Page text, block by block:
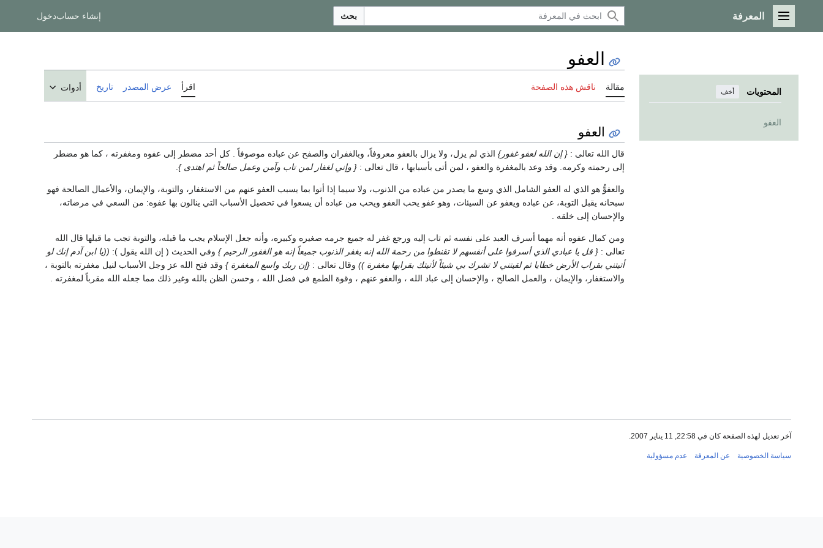
القائمة الرئيسية
المعرفة بحث إنشاء حسابدخول
المحتويات أخف
العفو
العفو
مقالة ناقش هذه الصفحة اقرأ عرض المصدر تاريخ أدوات
العفو
قال الله تعالى : { إن الله لعفو غفور} الذي لم يزل، ولا يزال بالعفو معروفاً، وبالغفران والصفح عن عباده موصوفاً . كل أحد مضطر إلى عفوه ومغفرته ، كما هو مضطر
إلى رحمته وكرمه. وقد وعد بالمغفرة والعفو ، لمن أتى بأسبابها ، قال تعالى : { وإني لغفار لمن تاب وآمن وعمل صالحاً ثم اهتدى }
والعفوُّ هو الذي له العفو الشامل الذي وسع ما يصدر من عباده من الذنوب، ولا سيما إذا أتوا بما يسبب العفو عنهم من الاستغفار، والتوبة، والإيمان، والأعمال الصالحة فهو
سبحانه يقبل التوبة، عن عباده ويعفو عن السيئات، وهو عفو يحب العفو ويحب من عباده أن يسعوا في تحصيل الأسباب التي ينالون بها عفوه: من السعي في مرضاته،
والإحسان إلى خلقه .
ومن كمال عفوه أنه مهما أسرف العبد على نفسه ثم تاب إليه ورجع غفر له جميع جرمه صغيره وكبيره، وأنه جعل الإسلام يجب ما قبله، والتوبة تجب ما قبلها قال الله
تعالى : { قل يا عبادي الذي أسرفوا على أنفسهم لا تقنطوا من رحمة الله إنه يغفر الذنوب جميعاً إنه هو الغفور الرحيم } وفي الحديث ( إن الله يقول ): ((يا ابن آدم إنك لو
أتيتني بقراب الأرض خطايا ثم لقيتني لا تشرك بي شيئاً لأتيتك بقرابها مغفرة )) وقال تعالى : {إن ربك واسع المغفرة } وقد فتح الله عز وجل الأسباب لنيل مغفرته بالتوبة ،
والاستغفار، والإيمان ، والعمل الصالح ، والإحسان إلى عباد الله ، والعفو عنهم ، وقوة الطمع في فضل الله ، وحسن الظن بالله وغير ذلك مما جعله الله مقرباً لمغفرته .
آخر تعديل لهذه الصفحة كان في 22:58, 11 يناير 2007.
سياسة الخصوصية عن المعرفة عدم مسؤولية